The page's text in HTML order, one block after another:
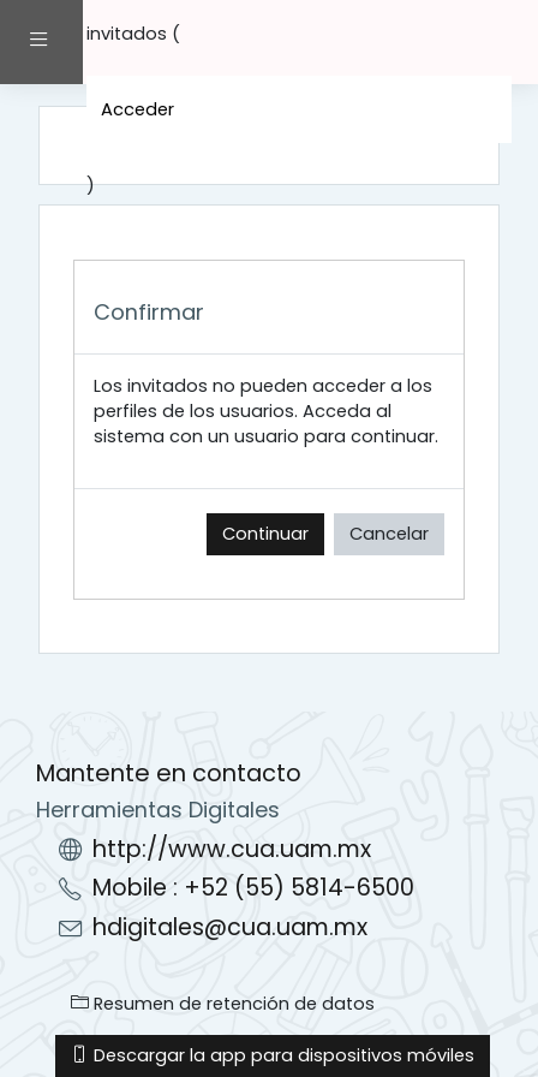
Panel lateral
invitados (
Acceder
)
Confirmar
Los invitados no pueden acceder a los
perfiles de los usuarios. Acceda al
sistema con un usuario para continuar.
Continuar Cancelar
Mantente en contacto
Herramientas Digitales
http://www.cua.uam.mx
Mobile : +52 (55) 5814-6500
hdigitales@cua.uam.mx
Resumen de retención de datos
Descargar la app para dispositivos móviles